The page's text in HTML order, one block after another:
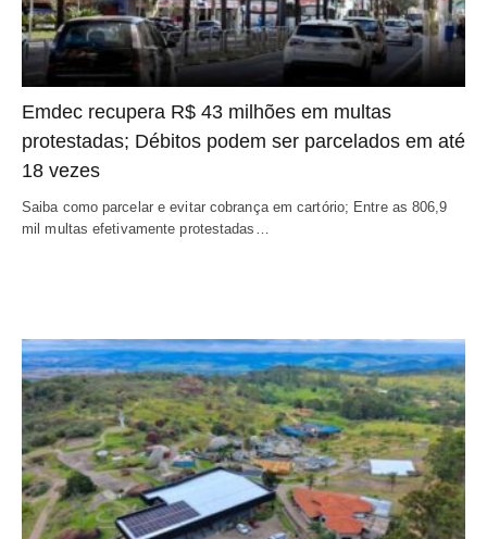
Emdec recupera R$ 43 milhões em multas
protestadas; Débitos podem ser parcelados em até
18 vezes
Saiba como parcelar e evitar cobrança em cartório; Entre as 806,9
mil multas efetivamente protestadas…